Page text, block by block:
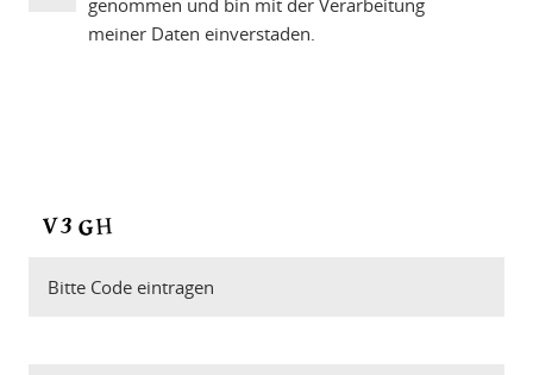
genommen und bin mit der Verarbeitung
meiner Daten einverstaden.